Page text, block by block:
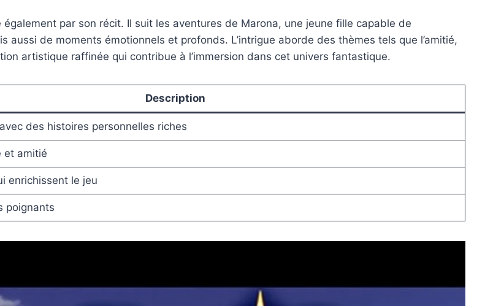
également par son récit. Il suit les aventures de Marona, une jeune fille capable de
de moments émotionnels et profonds. L’intrigue aborde des thèmes tels que l’amitié,
artistique raffinée qui contribue à l’immersion dans cet univers fantastique.
Description
des histoires personnelles riches
et amitié
enrichissent le jeu
poignants